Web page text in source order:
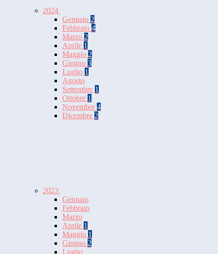
2024
Gennaio 2
Febbraio 4
Marzo 2
Aprile 1
Maggio 2
Giugno 3
Luglio 1
Agosto
Settembre 1
Ottobre 1
Novembre 4
Dicembre 2
2023
Gennaio
Febbraio
Marzo
Aprile 1
Maggio 1
Giugno 2
Luglio